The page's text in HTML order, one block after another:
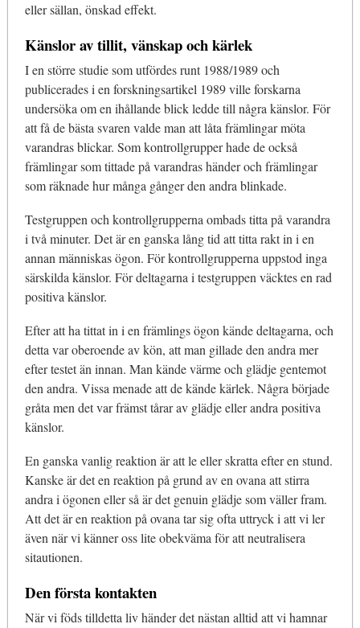
eller sällan, önskad effekt.
Känslor av tillit, vänskap och kärlek
I en större studie som utfördes runt 1988/1989 och
publicerades i en forskningsartikel 1989 ville forskarna
undersöka om en ihållande blick ledde till några känslor. För
att få de bästa svaren valde man att låta främlingar möta
varandras blickar. Som kontrollgrupper hade de också
främlingar som tittade på varandras händer och främlingar
som räknade hur många gånger den andra blinkade.
Testgruppen och kontrollgrupperna ombads titta på varandra
i två minuter. Det är en ganska lång tid att titta rakt in i en
annan människas ögon. För kontrollgrupperna uppstod inga
särskilda känslor. För deltagarna i testgruppen väcktes en rad
positiva känslor.
Efter att ha tittat in i en främlings ögon kände deltagarna, och
detta var oberoende av kön, att man gillade den andra mer
efter testet än innan. Man kände värme och glädje gentemot
den andra. Vissa menade att de kände kärlek. Några började
gråta men det var främst tårar av glädje eller andra positiva
känslor.
En ganska vanlig reaktion är att le eller skratta efter en stund.
Kanske är det en reaktion på grund av en ovana att stirra
andra i ögonen eller så är det genuin glädje som väller fram.
Att det är en reaktion på ovana tar sig ofta uttryck i att vi ler
även när vi känner oss lite obekväma för att neutralisera
sitautionen.
Den första kontakten
När vi föds tilldetta liv händer det nästan alltid att vi hamnar